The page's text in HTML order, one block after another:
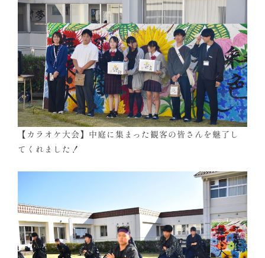
【カラオケ大会】中庭に集まった観客の皆さんを魅了し
てくれました！